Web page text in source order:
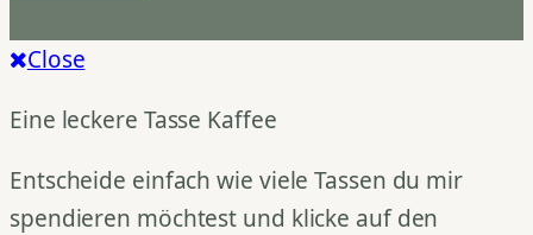
Close
Eine leckere Tasse Kaffee
Entscheide einfach wie viele Tassen du mir
spendieren möchtest und klicke auf den